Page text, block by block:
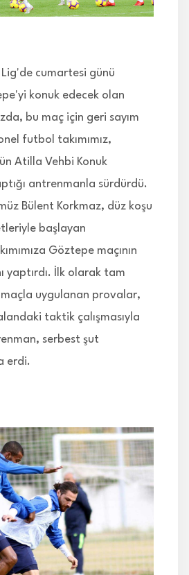
cumartesi günü
konuk edecek olan
bu maç için geri sayım
futbol takımımız,
Atilla Vehbi Konuk
antrenmanla sürdürdü.
Bülent Korkmaz, düz koşu
başlayan
Göztepe maçının
yaptırdı. İlk olarak tam
uygulanan provalar,
taktik çalışmasıyla
serbest şut
erdi.